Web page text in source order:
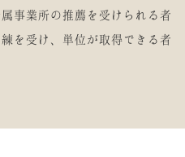
事業所の推薦を受けられる者
を受け、単位が取得できる者